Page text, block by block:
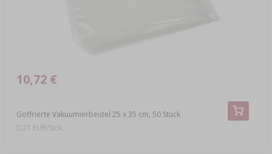
Goffrierte Vakuumierbeutel 25 x 35 cm, 50 Stück
10,72 €
0,21 EUR/Stck.